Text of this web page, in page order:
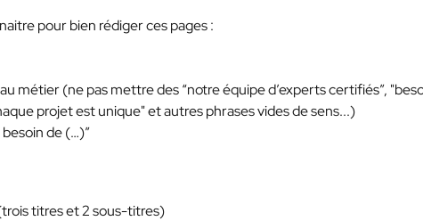
pour bien rédiger ces pages :
métier (ne pas mettre des “notre équipe d’experts certifiés”,
projet est unique" et autres phrases vides de sens...)
besoin de (…)”
titres et 2 sous-titres)